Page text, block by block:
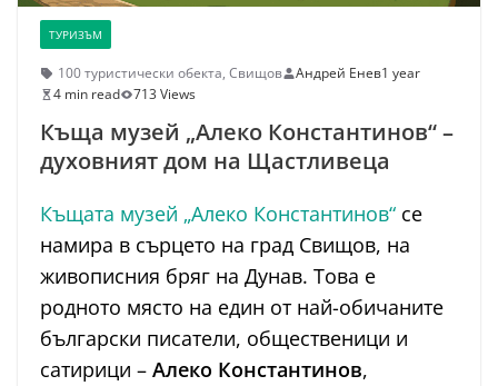
ТУРИЗЪМ
100 туристически обекта, Свищов Андрей Енев1 year
4 min read
713 Views
Къща музей „Алеко Константинов“ –
духовният дом на Щастливеца
Къщата музей „Алеко Константинов“ се
намира в сърцето на град Свищов, на
живописния бряг на Дунав. Това е
родното място на един от най-обичаните
български писатели, общественици и
сатирици – Алеко Константинов,